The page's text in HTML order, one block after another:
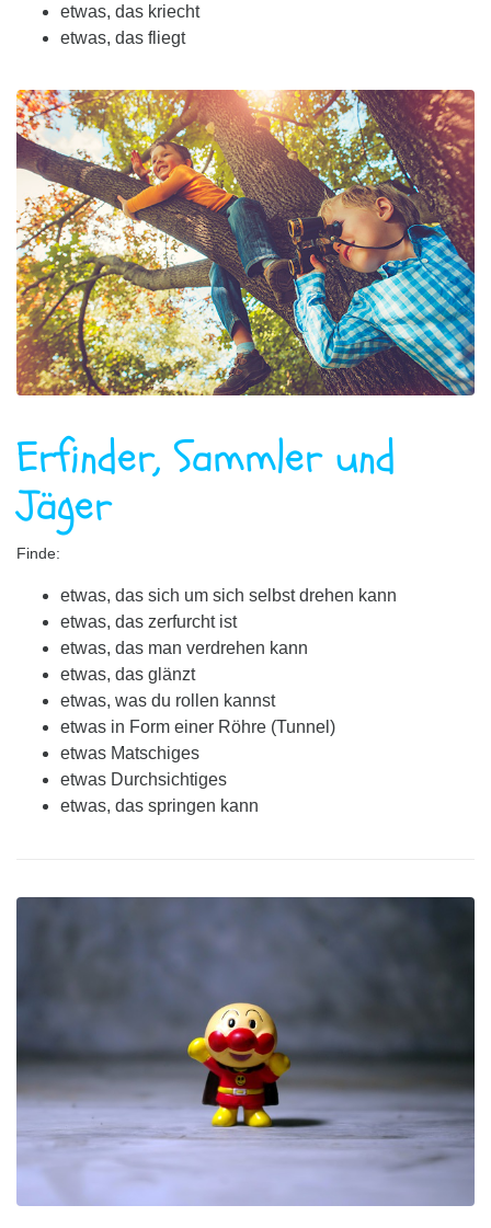
etwas, das kriecht
etwas, das fliegt
Erfinder, Sammler und
Jäger
Finde:
etwas, das sich um sich selbst drehen kann
etwas, das zerfurcht ist
etwas, das man verdrehen kann
etwas, das glänzt
etwas, was du rollen kannst
etwas in Form einer Röhre (Tunnel)
etwas Matschiges
etwas Durchsichtiges
etwas, das springen kann